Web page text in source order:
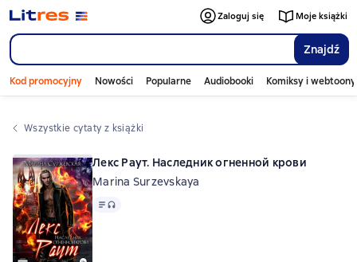
Znajdź
Zaloguj się Moje książki
Kod promocyjny Nowości Popularne Audiobooki Komiksy i webtoony
Wszystkie cytaty z książki
Лекс Раут. Наследник огненной крови
Marina Surzevskaya
Tekst